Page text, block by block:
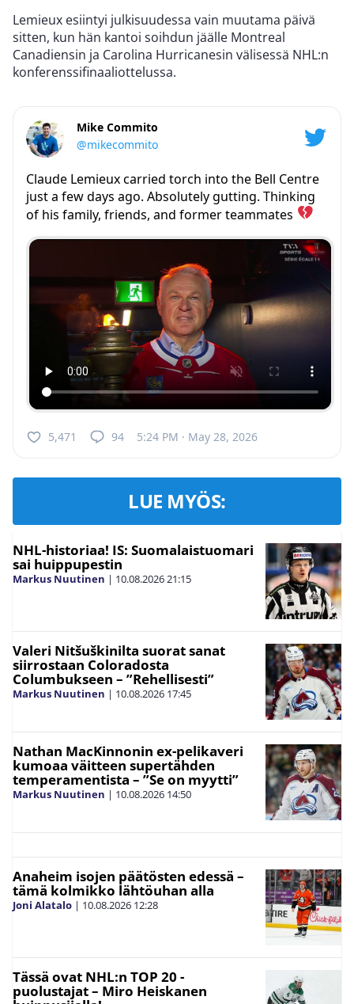
Lemieux esiintyi julkisuudessa vain muutama päivä
sitten, kun hän kantoi soihdun jäälle Montreal
Canadiensin ja Carolina Hurricanesin välisessä NHL:n
konferenssifinaaliottelussa.
Mike Commito
@mikecommito
Claude Lemieux carried torch into the Bell Centre
just a few days ago. Absolutely gutting. Thinking
of his family, friends, and former teammates
5,471 94 5:24 PM · May 28, 2026
LUE MYÖS:
NHL-historiaa! IS: Suomalaistuomari
sai huippupestin
Markus Nuutinen | 10.08.202621:15
Valeri Nitšuškinilta suorat sanat
siirrostaan Coloradosta
Columbukseen – ”Rehellisesti”
Markus Nuutinen | 10.08.2026 17:45
Nathan MacKinnonin ex-pelikaveri
kumoaa väitteen supertähden
temperamentista – ”Se on myytti”
Markus Nuutinen | 10.08.2026 14:50
Anaheim isojen päätösten edessä –
tämä kolmikko lähtöuhan alla
Joni Alatalo | 10.08.2026 12:28
Tässä ovat NHL:n TOP 20 -
puolustajat – Miro Heiskanen